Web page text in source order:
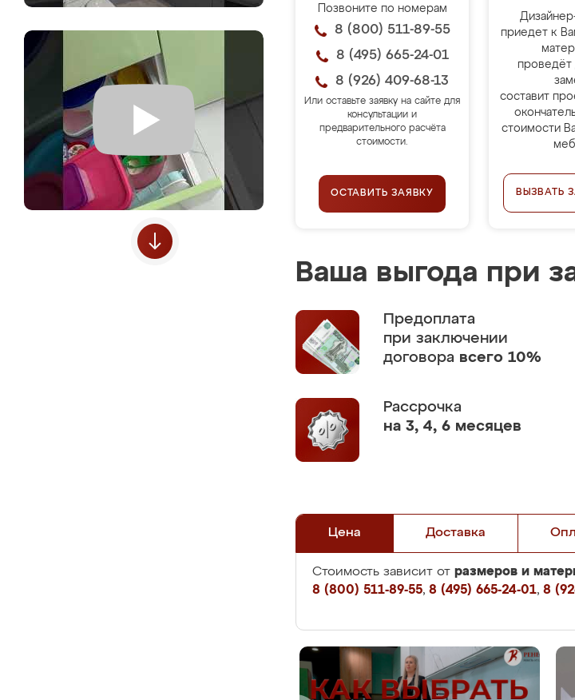
Позвоните по номерам
8 (800) 511-89-55
8 (495) 665-24-01
8 (926) 409-68-13
Или оставьте заявку на сайте для
консультации и
предварительного расчёта
стоимости.
ОСТАВИТЬ ЗАЯВКУ
приедет к
проведёт
составит
стоимости
ВЫЗВАТЬ
Ваша выгода при
Предоплата
при заключении
договора всего 10%
Рассрочка
на 3, 4, 6 месяцев
Цена Доставка
Стоимость зависит от размеров и
8 (800) 511-89-55, 8 (495) 665-24-01, 8